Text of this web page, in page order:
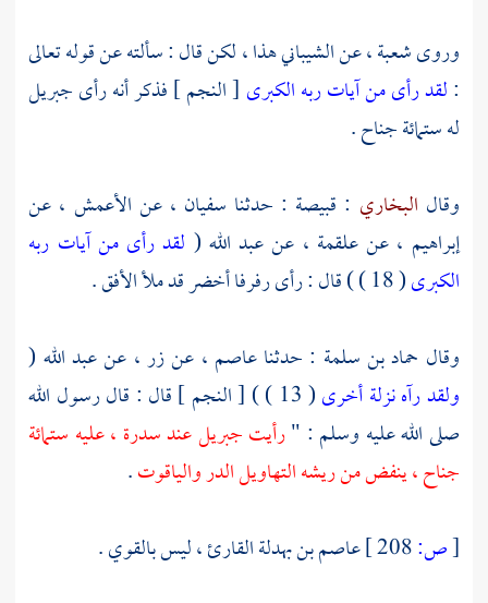
وروىشعبة ،عنالشيبانيهذا ، لكن قال : سألته عن قوله تعالى
:لقد رأى من آيات ربه الكبرى [ النجم ] فذكر أنه رأىجبريل
له ستمائة جناح .
وقال البخاري : قبيصة : حدثنا سفيان ،عن الأعمش ، عن
إبراهيم ، عنعلقمة ، عنعبد الله ( لقد رأى من آيات ربه
الكبرى( 18 ) ) قال : رأى رفرفا أخضر قد ملأ الأفق .
وقال حماد بن سلمة : حدثناعاصم ، عنزر ، عنعبد الله (
ولقد رآه نزلة أخرى
( 13 ) ) [ النجم ] قال : قال رسول الله
صلى الله عليه وسلم : "رأيتجبريلعند سدرة ، عليه ستمائة
جناح ، ينفض من ريشه التهاويل الدر والياقوت.
[ص: عاصم بن بهدلة القارئ ،ليس بالقوي .